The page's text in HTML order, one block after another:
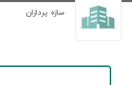
سازه پردازان